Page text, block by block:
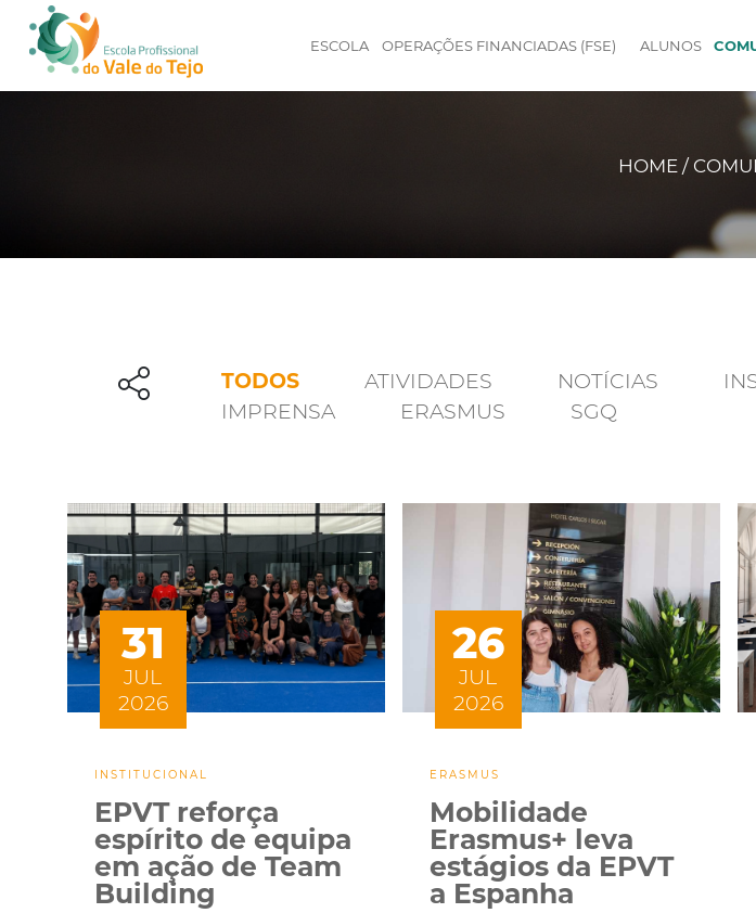
ESCOLA OPERAÇÕES FINANCIADAS (FSE) ALUNOS
HOME /
TODOS ATIVIDADES NOTÍCIAS
IMPRENSA
ERASMUS SGQ
31
JUL
2026
INSTITUCIONAL
EPVT reforça
espírito de equipa
em ação de Team
Building
26
JUL
2026
ERASMUS
Mobilidade
Erasmus+ leva
estágios da EPVT
a Espanha